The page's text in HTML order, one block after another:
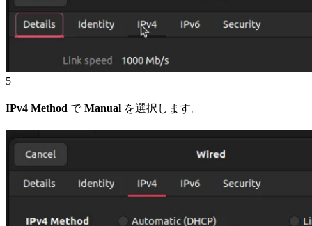
5
IPv4 Method でManual を選択します。